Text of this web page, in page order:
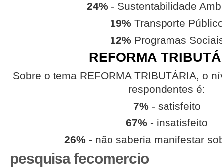
24% - Sustentabilidade
19% Transporte
12% Programas
REFORMA
Sobre o tema REFORMA TRIBUTÁRIA, o
respondentes é:
7% - satisfeito
67% - insatisfeito
26% - não saberia manifestar
pesquisa fecomercio